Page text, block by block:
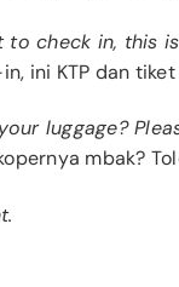
to check in, this
ini KTP dan
luggage?
mbak?